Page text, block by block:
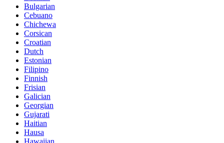
Bulgarian
Cebuano
Chichewa
Corsican
Croatian
Dutch
Estonian
Filipino
Finnish
Frisian
Galician
Georgian
Gujarati
Haitian
Hausa
Hawaiian